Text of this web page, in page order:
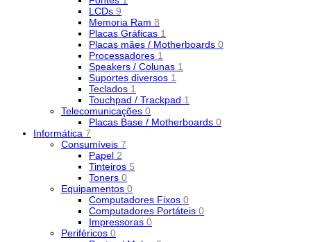
LCDs 9
Memoria Ram 8
Placas Gráficas 1
Placas mães / Motherboards 0
Processadores 1
Speakers / Colunas 1
Suportes diversos 1
Teclados 1
Touchpad / Trackpad 1
Telecomunicações 0
Placas Base / Motherboards 0
Informática 7
Consumíveis 7
Papel 2
Tinteiros 5
Toners 0
Equipamentos 0
Computadores Fixos 0
Computadores Portáteis 0
Impressoras 0
Periféricos 0